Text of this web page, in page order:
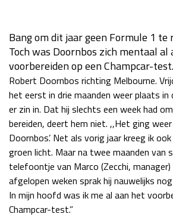
Kwalificatie
Race
Kwalificatie
Race
GP VERENIGDE STATEN 2026
Kwalificatie
Race
GP SÃO PAULO 2026
Bang om dit jaar geen Formule 1 te
Toch was Doornbos zich mentaal al
voorbereiden op een Champcar-test.
Robert Doornbos richting Melbourne.
het eerst in drie maanden weer plaats in
er zin in. Dat hij slechts een week had
bereiden, deert hem niet. ,,Het ging
Doornbos’. Net als vorig jaar kreeg ik
groen licht. Maar na twee maanden van
telefoontje van Marco (Zecchi, manager)
afgelopen weken sprak hij nauwelijks
In mijn hoofd was ik me al aan het
Champcar-test.”